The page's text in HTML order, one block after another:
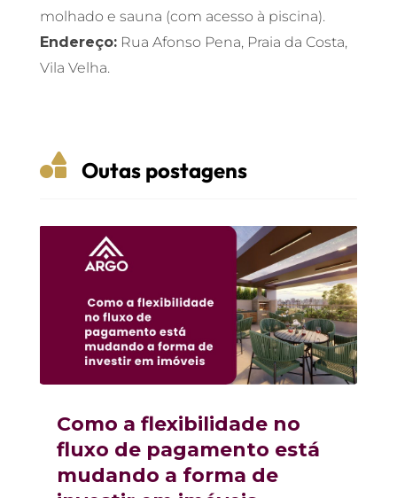
molhado e sauna (com acesso à piscina).
Endereço:Rua Afonso Pena, Praia da Costa,
Vila Velha.
 Outas postagens
Como a flexibilidade no
fluxo de pagamento está
mudando a forma de